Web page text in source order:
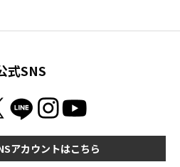
式SNS
アカウントはこちら